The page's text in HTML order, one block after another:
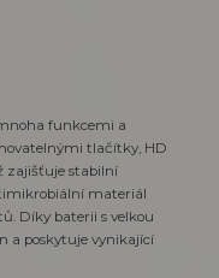
funkcemi a
tlačítky, HD
zajišťuje stabilní
materiál
Díky baterii s velkou
a poskytuje vynikající